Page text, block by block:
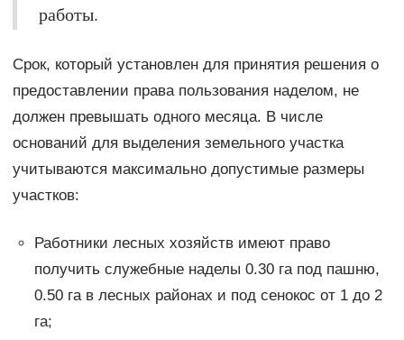
работы.
Срок, который установлен для принятия решения о
предоставлении права пользования наделом, не
должен превышать одного месяца. В числе
оснований для выделения земельного участка
учитываются максимально допустимые размеры
участков:
Работники лесных хозяйств имеют право
получить служебные наделы 0.30 га под пашню,
0.50 га в лесных районах и под сенокос от 1 до 2
га;